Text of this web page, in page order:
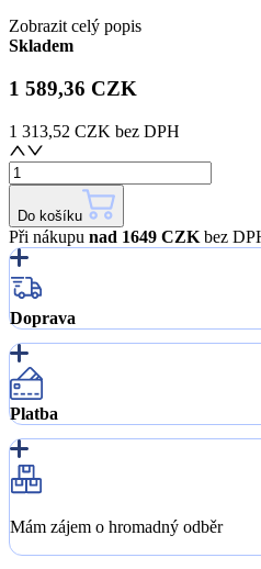
Zobrazit celý popis
Skladem
1 589,36 CZK
1 313,52 CZK bez DPH
Do košíku
Při nákupu nad 1649 CZK bez
Doprava
Platba
Mám zájem o hromadný odběr